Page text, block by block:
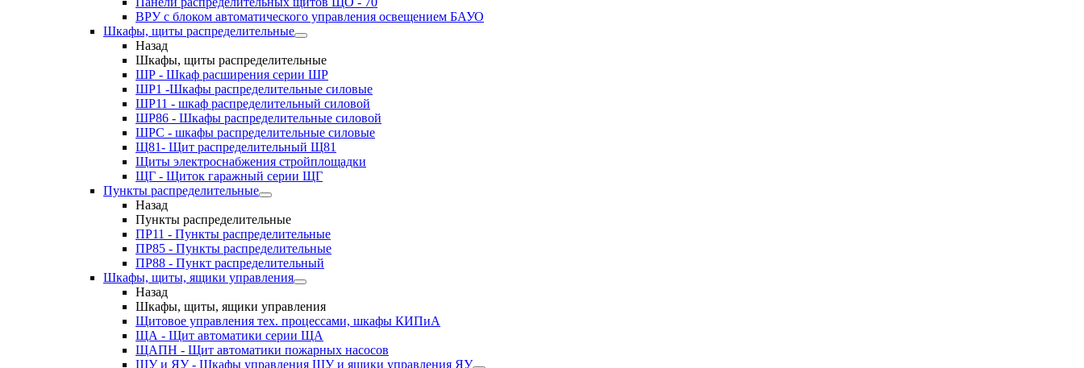
ВРУ с блоком автоматического управления освещением БАУО
Шкафы, щиты распределительные
Назад
Шкафы, щиты распределительные
ШР - Шкаф расширения серии ШР
ШР1 -Шкафы распределительные силовые
ШР11 - шкаф распределительный силовой
ШР86 - Шкафы распределительные силовой
ШРС - шкафы распределительные силовые
Щ81- Щит распределительный Щ81
Щиты электроснабжения стройплощадки
ЩГ - Щиток гаражный серии ЩГ
Пункты распределительные
Назад
Пункты распределительные
ПР11 - Пункты распределительные
ПР85 - Пункты распределительные
ПР88 - Пункт распределительный
Шкафы, щиты, ящики управления
Назад
Шкафы, щиты, ящики управления
Щитовое управления тех. процессами, шкафы КИПиА
ЩА - Щит автоматики серии ЩА
ЩАПН - Щит автоматики пожарных насосов
ШУ и ЯУ - Шкафы управления ШУ и ящики управления ЯУ